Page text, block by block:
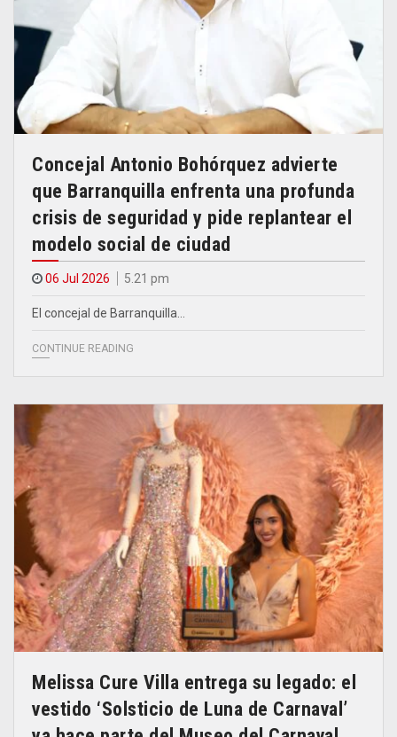
Concejal Antonio Bohórquez advierte
que Barranquilla enfrenta una profunda
crisis de seguridad y pide replantear el
modelo social de ciudad
06 Jul 2026 5.21 pm
El concejal de Barranquilla…
CONTINUE READING
Melissa Cure Villa entrega su legado: el
vestido ‘Solsticio de Luna de Carnaval’